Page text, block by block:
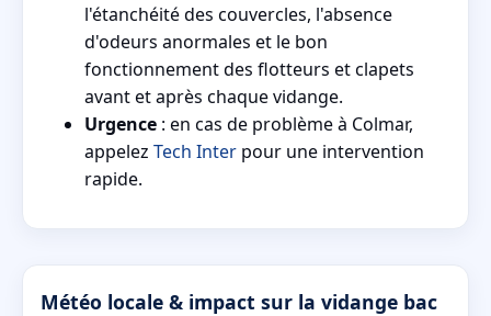
l'étanchéité des couvercles, l'absence
d'odeurs anormales et le bon
fonctionnement des flotteurs et clapets
avant et après chaque vidange.
Urgence : en cas de problème à Colmar,
appelez Tech Inter pour une intervention
rapide.
Météo locale & impact sur la vidange bac